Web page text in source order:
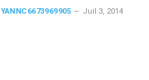
YANNC6673969905 Juil 3, 2014